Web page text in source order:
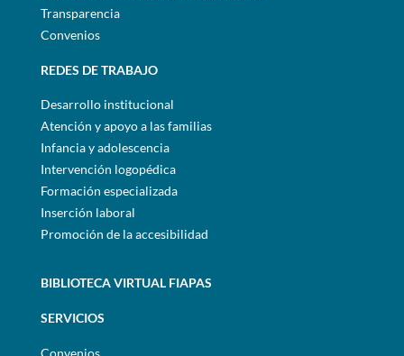
Transparencia
Convenios
REDES DE TRABAJO
Desarrollo institucional
Atención y apoyo a las familias
Infancia y adolescencia
Intervención logopédica
Formación especializada
Inserción laboral
Promoción de la accesibilidad
BIBLIOTECA VIRTUAL FIAPAS
SERVICIOS
Convenios